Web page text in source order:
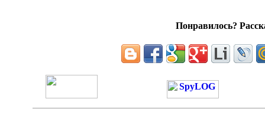
Понравилось?